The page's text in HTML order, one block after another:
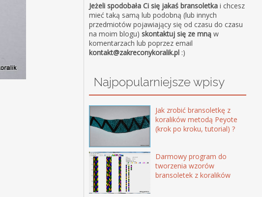
Jeżeli spodobała Ci się jakaś bransoletka i chcesz
mieć taką samą lub podobną (lub innych
przedmiotów pojawiający się od czasu do czasu
na moim blogu)skontaktuj się ze mną w
komentarzach lub poprzez email
kontakt@zakreconykoralik.pl :)
Najpopularniejsze wpisy
Jak zrobić bransoletkę z
koralików metodą Peyote
(krok po kroku, tutorial) ?
Darmowy program do
tworzenia wzorów
bransoletek z koralików